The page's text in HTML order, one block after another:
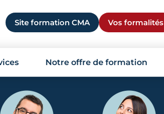
Site formation CMA Vos formalités
Notre offre de formation